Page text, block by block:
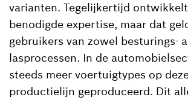
varianten. Tegelijkertijd
benodigde expertise, maar dat
gebruikers van zowel besturings-
lasprocessen. In de
steeds meer voertuigtypes op
productielijn geproduceerd. Dit